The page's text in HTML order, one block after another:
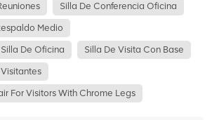
Silla De Conferencia Oficina
Medio
De Oficina Silla De Visita Con Base
For Visitors With Chrome Legs